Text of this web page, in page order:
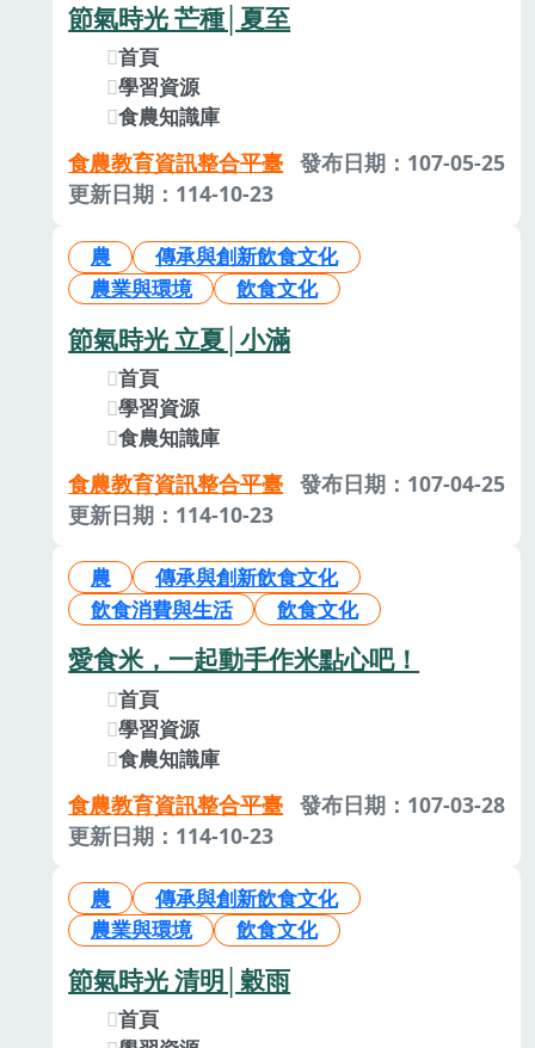
節氣時光 芒種│夏至
首頁
學習資源
食農知識庫
食農教育資訊整合平臺 發布日期：107-05-25
更新日期：114-10-23
農
傳承與創新飲食文化
農業與環境
飲食文化
節氣時光 立夏│小滿
首頁
學習資源
食農知識庫
食農教育資訊整合平臺 發布日期：107-04-25
更新日期：114-10-23
農
傳承與創新飲食文化
飲食消費與生活
飲食文化
愛食米，一起動手作米點心吧！
首頁
學習資源
食農知識庫
食農教育資訊整合平臺 發布日期：107-03-28
更新日期：114-10-23
農
傳承與創新飲食文化
農業與環境
飲食文化
節氣時光 清明│穀雨
首頁